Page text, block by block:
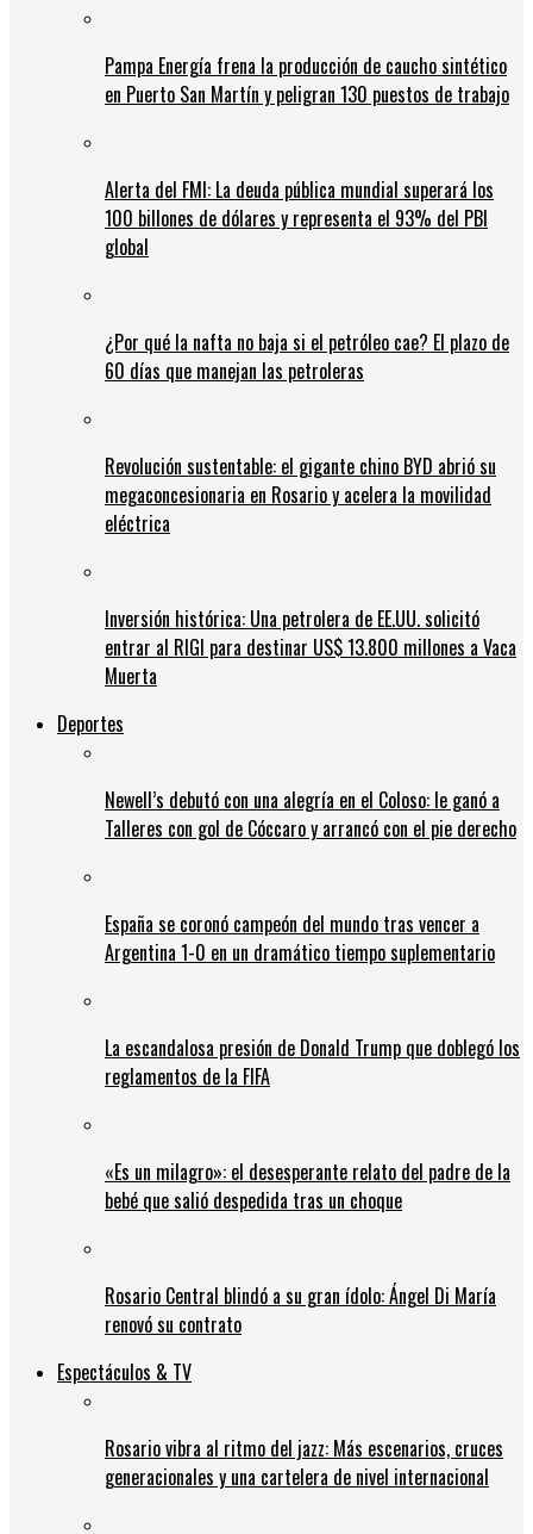
Pampa Energía frena la producción de caucho sintético
en Puerto San Martín y peligran 130 puestos de trabajo
Alerta del FMI: La deuda pública mundial superará los
100 billones de dólares y representa el 93% del PBI
global
¿Por qué la nafta no baja si el petróleo cae? El plazo de
60 días que manejan las petroleras
Revolución sustentable: el gigante chino BYD abrió su
megaconcesionaria en Rosario y acelera la movilidad
eléctrica
Inversión histórica: Una petrolera de EE.UU. solicitó
entrar al RIGI para destinar US$ 13.800 millones a Vaca
Muerta
Deportes
Newell’s debutó con una alegría en el Coloso: le ganó a
Talleres con gol de Cóccaro y arrancó con el pie derecho
España se coronó campeón del mundo tras vencer a
Argentina 1-0 en un dramático tiempo suplementario
La escandalosa presión de Donald Trump que doblegó los
reglamentos de la FIFA
«Es un milagro»: el desesperante relato del padre de la
bebé que salió despedida tras un choque
Rosario Central blindó a su gran ídolo: Ángel Di María
renovó su contrato
Espectáculos & TV
Rosario vibra al ritmo del jazz: Más escenarios, cruces
generacionales y una cartelera de nivel internacional